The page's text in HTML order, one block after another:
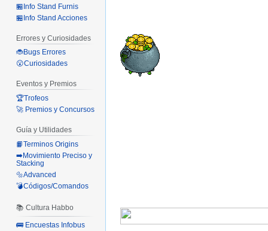
🏪Info Stand Furnis
🏪Info Stand Acciones
Errores y Curiosidades
🐞Bugs Errores
😮Curiosidades
Eventos y Premios
🏆Trofeos
🚀 Premios y Concursos
Guía y Utilidades
📙Terminos Origins
➡️Movimiento Preciso y
Stacking
🔩Advanced
💣Códigos/Comandos
📚 Cultura Habbo
🚌 Encuestas Infobus